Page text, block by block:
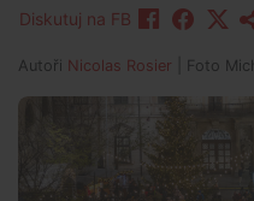
Diskutuj na FB
Autoři Nicolas Rosier | Foto